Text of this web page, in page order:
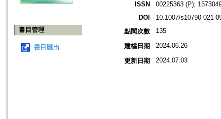
書目管理
書目匯出
ISSN
00225363 (P);
DOI
10.1007/s10790-021-
點閱次數
135
建檔日期 2024.06.26
更新日期 2024.07.03